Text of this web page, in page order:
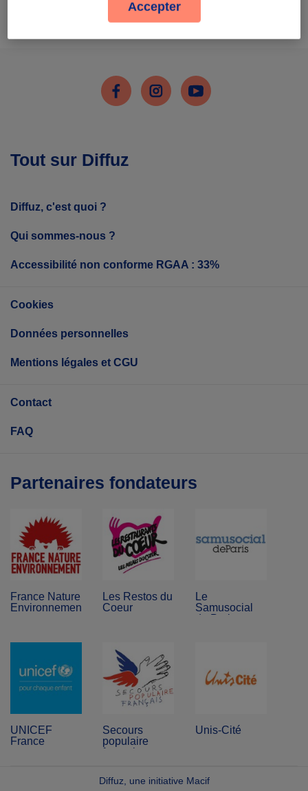
Me connecter
FacebookInstagramYoutube
Tout sur Diffuz
Diffuz, c'est quoi ?
Qui sommes-nous ?
Accessibilité non conforme RGAA : 33%
Cookies
Données personnelles
Mentions légales et CGU
Contact
FAQ
Partenaires fondateurs
France Nature
Environnement
Les Restos du
Coeur
Le
Samusocial
de Paris
UNICEF
France
Secours
populaire
français
Unis-Cité
Diffuz, une initiative Macif
Accepter